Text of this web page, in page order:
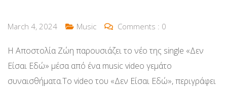
March 4, 2024 Music Comments : 0
Η Αποστολία Ζώη παρουσιάζει το νέο της single «Δεν
Είσαι Εδώ» μέσα από ένα music video γεμάτο
συναισθήματα.Το video του «Δεν Είσαι Εδώ», περιγράφει